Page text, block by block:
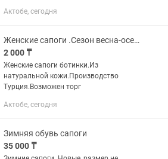
Актобе, сегодня
Женские сапоги .Сезон весна-осень
2 000 ₸
Женские сапоги ботинки.Из
натуральной кожи.Производство
Турция.Возможен торг
Актобе, сегодня
Зимняя обувь сапоги
35 000 ₸